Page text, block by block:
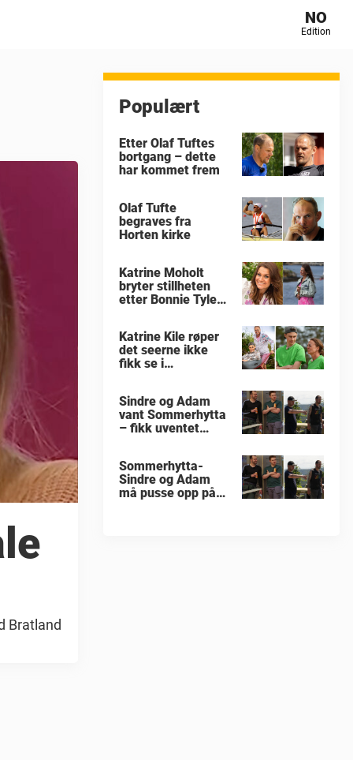
NO
Edition
Bratland
Populært
Etter Olaf Tuftes
bortgang – dette
har kommet frem
Olaf Tufte
begraves fra
Horten kirke
Katrine Moholt
bryter stillheten
etter Bonnie Tylers
Katrine Kile røper
det seerne ikke
fikk se i
Sindre og Adam
vant Sommerhytta
– fikk uventet
Sommerhytta-
Sindre og Adam
må pusse opp på